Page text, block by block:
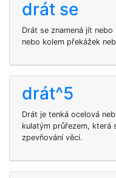
drát se
Drát se znamená jít
nebo kolem překážek
drát^5
Drát je tenká ocelová
kulatým průřezem, která
zpevňování věcí.